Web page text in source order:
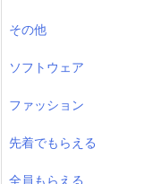
その他
ソフトウェア
ファッション
先着でもらえる
全員もらえる